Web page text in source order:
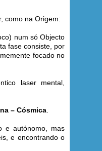
como na Origem:
num só Objecto
fase consiste, por
focado no
laser mental,
– Cósmica
e autónomo, mas
e encontrando o